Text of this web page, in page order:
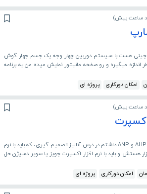
ساعت پیش)
چینی هست با سیستم دوربین چهار وجه یک جسم چهار گوش
اندازه میگیره و رو صفحه مانیتور نمایش میده من یه برنامه
امکان دورکاری پروژه ای
ساعت پیش)
سلام وقت بخیر من دوتا سوال AHP و ANP داشتم در درس آنالیز تصمیم گیری، که باید با نرم
هستش و باید با نرم افزار اکسپرت چویز یا سوپر دسیژن حل
امکان دورکاری پروژه ای